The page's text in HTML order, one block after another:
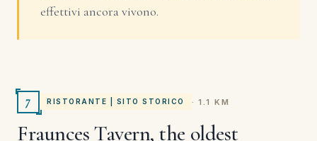
effettivi ancora vivono.
7 RISTORANTE | SITO STORICO · 1.1 KM
Fraunces Tavern, the oldest